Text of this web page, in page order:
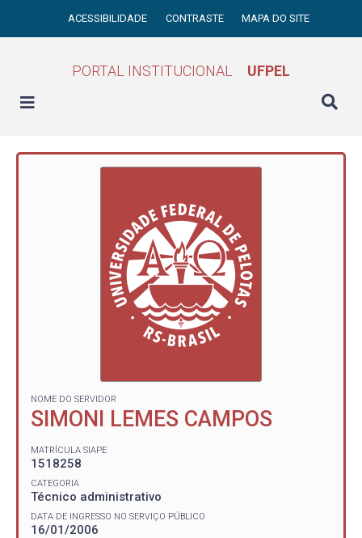
ACESSIBILIDADE CONTRASTE MAPA DO SITE
PORTAL INSTITUCIONAL UFPEL
NOME DO SERVIDOR
SIMONI LEMES CAMPOS
MATRÍCULA SIAPE
1518258
CATEGORIA
Técnico administrativo
DATA DE INGRESSO NO SERVIÇO PÚBLICO
16/01/2006